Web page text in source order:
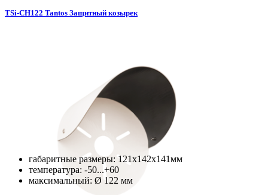
TSi-CH122 Tantos Защитный козырек
габаритные размеры: 121х142х141мм
температура: -50...+60
мaксимальный: Ø 122 мм